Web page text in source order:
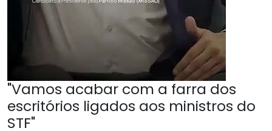
"Vamos acabar com a farra dos
escritórios ligados aos ministros do
STF"